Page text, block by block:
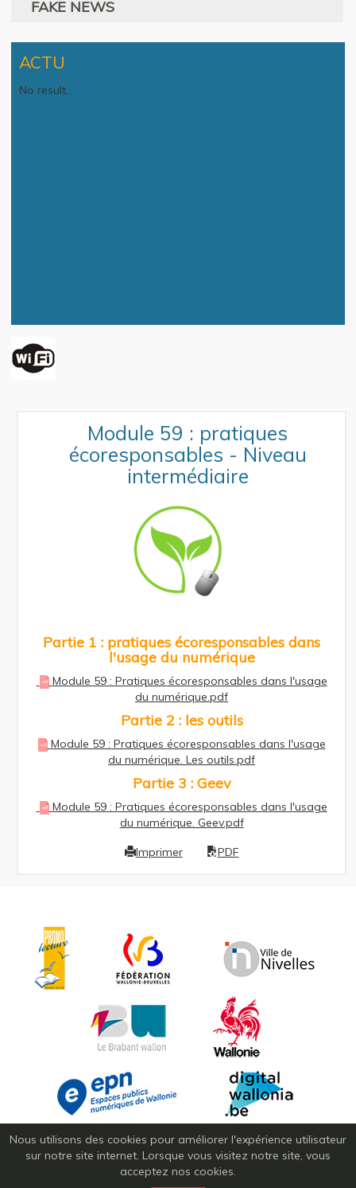
FAKE NEWS
ACTU
No result...
Module 59 : pratiques
écoresponsables - Niveau
intermédiaire
Partie 1 : pratiques écoresponsables dans
l'usage du numérique
Module 59 : Pratiques écoresponsables dans l'usage
du numérique.pdf
Partie 2 : les outils
Module 59 : Pratiques écoresponsables dans l'usage
du numérique. Les outils.pdf
Partie 3 : Geev
Module 59 : Pratiques écoresponsables dans l'usage
du numérique. Geev.pdf
Imprimer PDF
Nous utilisons des cookies pour améliorer l'expérience utilisateur
sur notre site internet. Lorsque vous visitez notre site, vous
acceptez nos cookies.